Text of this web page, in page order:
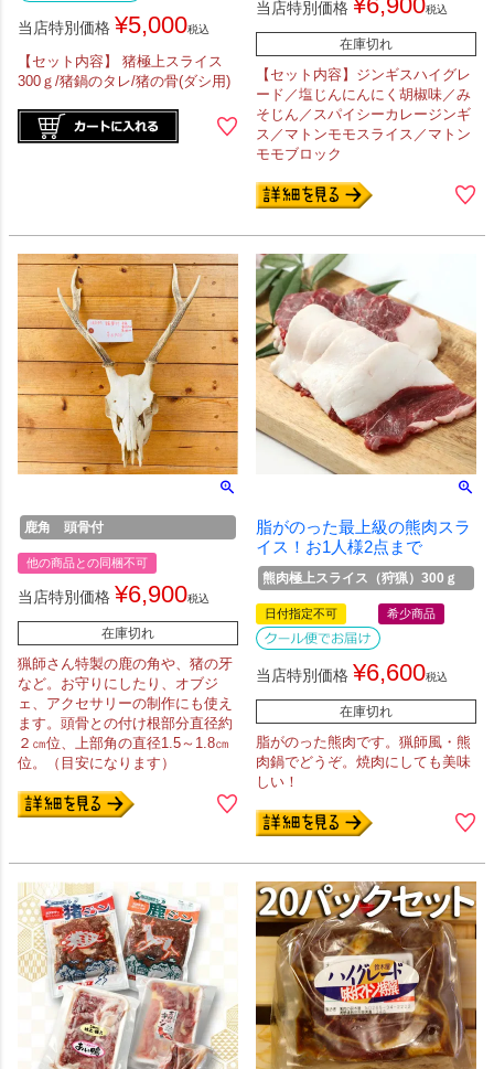
当店特別価格 ¥5,000税込
【セット内容】 猪極上スライス
300ｇ/猪鍋のタレ/猪の骨(ダシ用)
当店特別価格 税込
在庫切れ
【セット内容】ジンギスハイグレ
ード／塩じんにんにく胡椒味／み
そじん／スパイシーカレージンギ
ス／マトンモモスライス／マトン
モモブロック
鹿角 頭骨付
他の商品との同梱不可
当店特別価格 ¥6,900税込
在庫切れ
猟師さん特製の鹿の角や、猪の牙
など。お守りにしたり、オブジ
ェ、アクセサリーの制作にも使え
ます。頭骨との付け根部分直径約
２㎝位、上部角の直径1.5～1.8㎝
位。（目安になります）
脂がのった最上級の熊肉スラ
イス！お1人様2点まで
熊肉極上スライス（狩猟）300ｇ
日付指定不可 希少商品
当店特別価格 ¥6,600税込
在庫切れ
脂がのった熊肉です。猟師風・熊
肉鍋でどうぞ。焼肉にしても美味
しい！